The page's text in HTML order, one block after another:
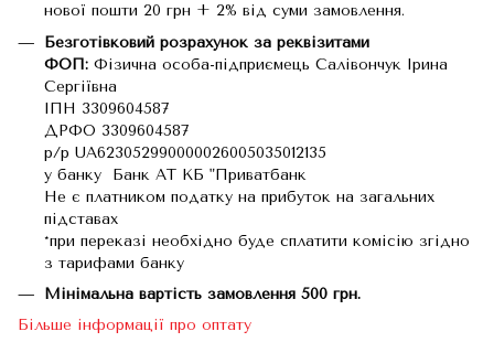
нової пошти 20 грн + 2% від суми замовлення.
Безготівковий розрахунок за реквізитами
ФОП: Фізична особа-підприємець Салівончук Ірина
Сергіївна
ІПН 3309604587
ДРФО 3309604587
р/р UA623052990000026005035012135
у банку Банк АТ КБ "Приватбанк
Не є платником податку на прибуток на загальних
підставах
*при переказі необхідно буде сплатити комісію згідно
з тарифами банку
Мінімальна вартість замовлення 500 грн.
Більше інформації про оптату